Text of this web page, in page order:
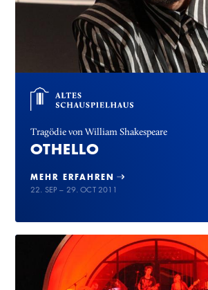
Tragödie von William Shakespeare
OTHELLO
MEHR ERFAHREN
22. SEP – 29. OCT 2011